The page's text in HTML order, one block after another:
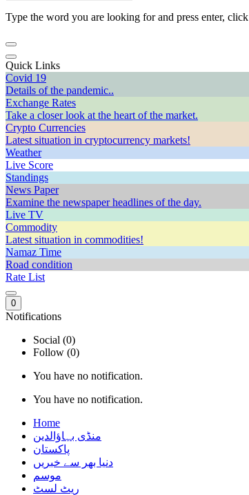
Type the word you are looking for and press enter,
Quick Links
Covid 19
Details of the pandemic..
Exchange Rates
Take a closer look at the heart of the market.
Crypto Currencies
Latest situation in cryptocurrency markets!
Weather
Live Score
Standings
News Paper
Examine the newspaper headlines of the day.
Live TV
Commodity
Latest situation in commodities!
Namaz Time
Road condition
Rate List
0
Notifications
Social (0)
Follow (0)
You have no notification.
You have no notification.
Home
منڈی بہاؤالدین
پاکستان
دنیا بھر سے خبریں
موسم
ریٹ لسٹ